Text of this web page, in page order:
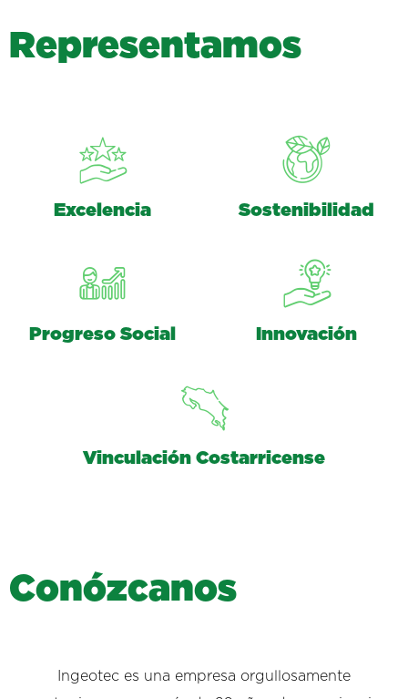
Representamos
Excelencia Sostenibilidad
Progreso Social Innovación
Vinculación Costarricense
Conózcanos
Ingeotec es una empresa orgullosamente